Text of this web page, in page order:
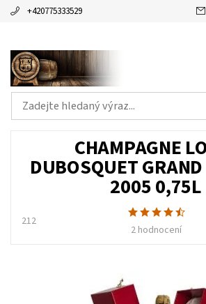
+420775333529
CHAMPAGNE
DUBOSQUET
2005 0,75L
212
2 hodnocení